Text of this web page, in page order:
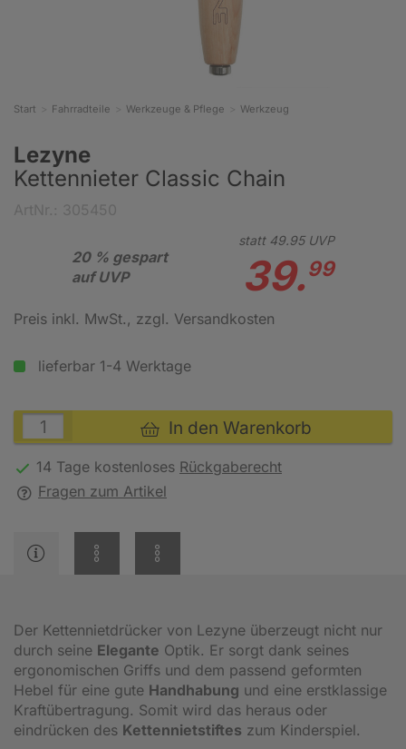
Start Fahrradteile Werkzeuge & Pflege Werkzeug
Lezyne
Kettennieter Classic Chain
20 % gespart
auf UVP
statt 49.95UVP
39.99
Preis inkl. MwSt., zzgl. Versandkosten
lieferbar 1-4 Werktage
In den Warenkorb
14 Tage kostenloses Rückgaberecht
Fragen zum Artikel
Der Kettennietdrücker von Lezyne überzeugt nicht nur
durch seine Elegante Optik. Er sorgt dank seines
ergonomischen Griffs und dem passend geformten
Hebel für eine gute Handhabung und eine erstklassige
Kraftübertragung. Somit wird das heraus oder
eindrücken des Kettennietstiftes zum Kinderspiel.